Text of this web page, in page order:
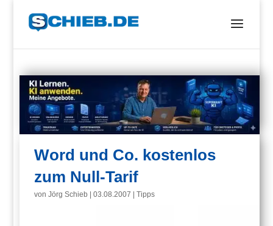
Word und Co. kostenlos
zum Null-Tarif
vonJörg Schieb |03.08.2007 |Tipps